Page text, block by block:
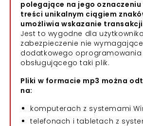
polegające na jego
treści unikalnym ciągiem
umożliwia wskazanie
Jest to wygodne dla użytkownika
zabezpieczenie nie
dodatkowego oprogramowania
obsługującego taki plik.
Pliki w formacie mp3 można
na:
komputerach z systemami
telefonach i tabletach z